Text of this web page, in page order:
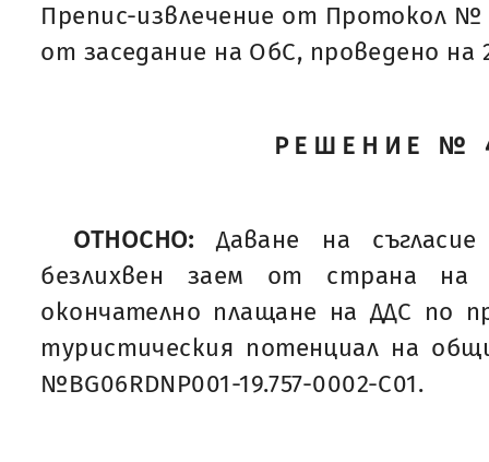
Препис-извлечение от Протокол №
от заседание на ОбС, проведено на
РЕШЕНИЕ №
ОТНОСНО:Даване на
безлихвен заем от страна на
окончателно плащане на ДДС по
туристическия потенциал на
№BG06RDNP001-19.757-0002-C01.